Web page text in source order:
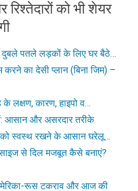
को भी शेयर
दुबले पतले लड़कों के लिए घर बैठे…
का देसी प्लान (बिना जिम) –
के लक्षण, कारण, हाइपो व…
आसान और असरदार तरीके
को स्वस्थ रखने के आसान घरेलू…
से दिल मजबूत कैसे बनाएं?
रूस टकराव और आज की